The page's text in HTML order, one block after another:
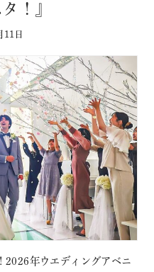
！』
11日
2026年ウエディングアベニ